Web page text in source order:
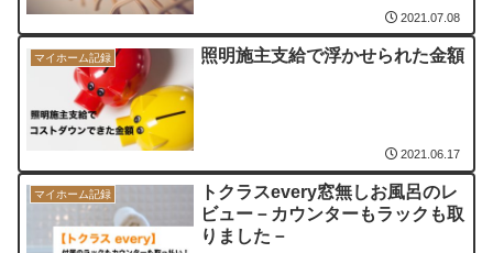
2021.07.08
マイホーム記録 照明施主支給で浮かせられた金額
2021.06.17
マイホーム記録
トクラスevery窓無しお風呂のレ
ビュー－カウンターもラックも取
りました－